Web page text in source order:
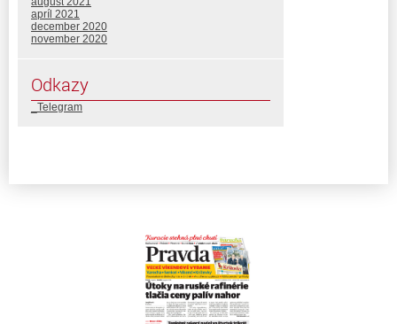
apríl 2021
december 2020
november 2020
Odkazy
_Telegram